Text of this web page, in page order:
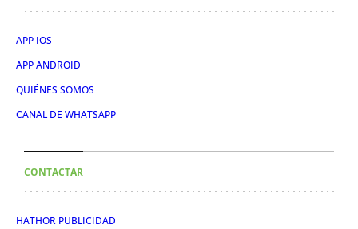
APP IOS
APP ANDROID
QUIÉNES SOMOS
CANAL DE WHATSAPP
CONTACTAR
HATHOR PUBLICIDAD